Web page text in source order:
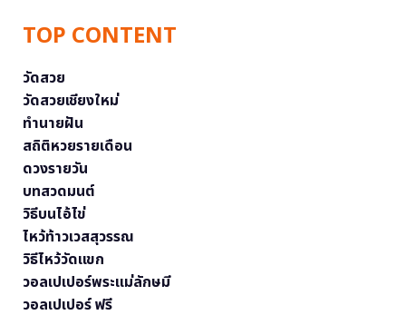
TOP CONTENT
วัดสวย
วัดสวยเชียงใหม่
ทำนายฝัน
สถิติหวยรายเดือน
ดวงรายวัน
บทสวดมนต์
วิธีบนไอ้ไข่
ไหว้ท้าวเวสสุวรรณ
วิธีไหว้วัดแขก
วอลเปเปอร์พระแม่ลักษมี
วอลเปเปอร์ ฟรี